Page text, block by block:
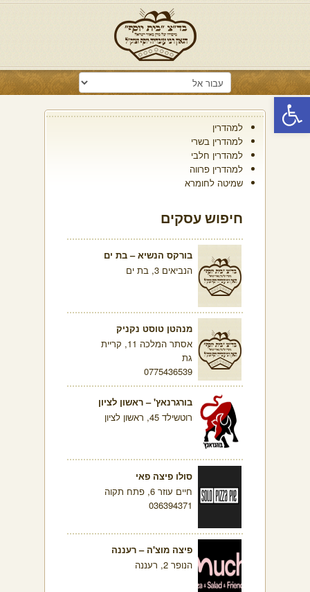
פתח סרגל נגישות
למהדרין
למהדרין בשרי
למהדרין חלבי
למהדרין פרווה
שמיטה לחומרא
חיפוש עסקים
בורקס הנשיא – בת ים
הנביאים 3, בת ים
מנהטן טוסט נקניק
אסתר המלכה 11, קריית
גת
0775436539
בורגרנאץ' – ראשון לציון
רוטשילד 45, ראשון לציון
סולו פיצה פאי
חיים עוזר 6, פתח תקוה
036394371
פיצה מוצ'ה – רעננה
הנופר 2, רעננה